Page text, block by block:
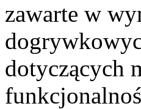
zawarte w
dotyczących